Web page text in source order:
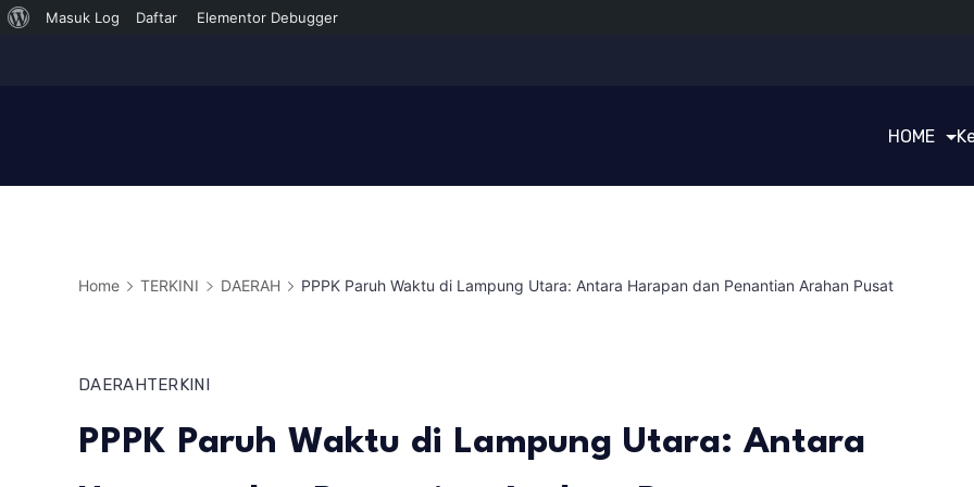
Tentang
Masuk Log Daftar Elementor Debugger
HOME
Home TERKINI DAERAH PPPK Paruh Waktu di Lampung Utara: Antara Harapan dan Penantian Arahan Pusat
DAERAHTERKINI
PPPK Paruh Waktu di Lampung Utara: Antara